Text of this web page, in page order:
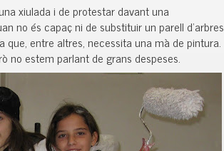
xiulada i de protestar davant una
no és capaç ni de substituir un parell d’arbres
que, entre altres, necessita una mà de pintura.
no estem parlant de grans despeses.